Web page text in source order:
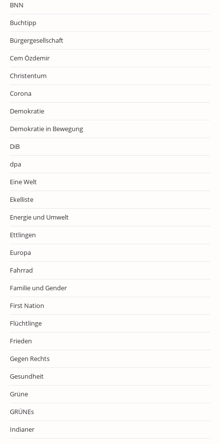
BNN
Buchtipp
Bürgergesellschaft
Cem Özdemir
Christentum
Corona
Demokratie
Demokratie in Bewegung
DiB
dpa
Eine Welt
Ekelliste
Energie und Umwelt
Ettlingen
Europa
Fahrrad
Familie und Gender
First Nation
Flüchtlinge
Frieden
Gegen Rechts
Gesundheit
Grüne
GRÜNEs
Indianer